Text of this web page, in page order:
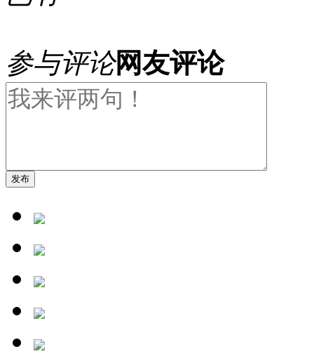
参与评论网友评论